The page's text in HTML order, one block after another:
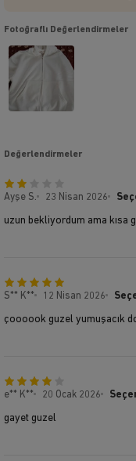
Fotoğraflı Değerlendirmeler
Değerlendirmeler
Ayşe S. 23 Nisan 2026
uzun bekliyordum ama kısa
S** K** 12 Nisan 2026
çoooook guzel yumuşacık
e** K** 20 Ocak 2026
gayet guzel